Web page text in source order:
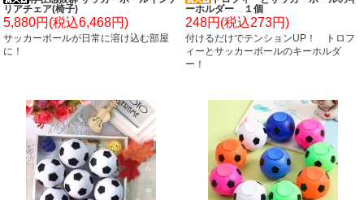
リアチェア(椅子)
5,880円(税込6,468円)
サッカーボールが日常に溶け込む部屋
に！
ーホルダー １個
248円(税込273円)
付けるだけでテンションUP！ トロフ
ィーとサッカーボールのキーホルダ
ー！